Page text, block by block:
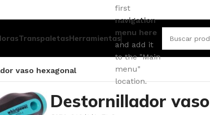
TranspaletasHerramientas
first
navigation
menu here
and add it
to the "Main
menu"
location.
vaso hexagonal
Destornillador